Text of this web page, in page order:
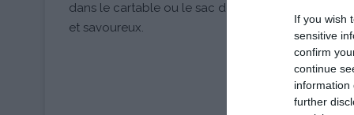
If you wish
sensitive
confirm
continue
information
further
dans le cartable ou le sac de sport pour que les
et savoureux.